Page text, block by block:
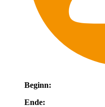
Beginn:
Ende: